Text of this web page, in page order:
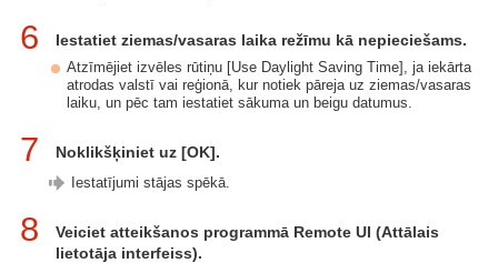
6 Iestatiet ziemas/vasaras laika režīmu kā nepieciešams.
Atzīmējiet izvēles rūtiņu [Use Daylight Saving Time], ja iekārta
atrodas valstī vai reģionā, kur notiek pāreja uz ziemas/vasaras
laiku, un pēc tam iestatiet sākuma un beigu datumus.
7 Noklikšķiniet uz [OK].
Iestatījumi stājas spēkā.
8
Veiciet atteikšanos programmā Remote UI (Attālais
lietotāja interfeiss).